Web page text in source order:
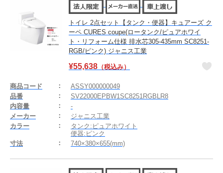
トイレ 2点セット【タンク・便器】キュアーズ ク
ーペ CURES coupe(ロータンク/ピュアホワイ
ト・リフォーム仕様 排水芯305-435mm SC8251-
RGB/ピンク) ジャニス工業
¥55,638 （税込み）
商品コード
ASSY000000049
品番
SV22000EPBW1SC8251RGBLR8
内容量
-
メーカー
ジャニス工業
カラー
タンク:ピュアホワイト
便器:ピンク
寸法
740×380×655(mm)